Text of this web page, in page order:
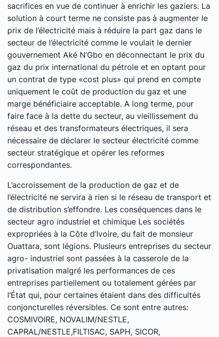
sacrifices en vue de continuer à enrichir les gaziers. La
solution à court terme ne consiste pas à augmenter le
prix de l’électricité mais à réduire la part gaz dans le
secteur de l’électricité comme le voulait le dernier
gouvernement Aké N’Gbo en déconnectant le prix du
gaz du prix international du pétrole et en optant pour
un contrat de type «cost plus» qui prend en compte
uniquement le coût de production du gaz et une
marge bénéficiaire acceptable. A long terme, pour
faire face à la dette du secteur, au vieillissement du
réseau et des transformateurs électriques, il sera
nécessaire de déclarer le secteur électricité comme
secteur stratégique et opérer les reformes
correspondantes.
L’accroissement de la production de gaz et de
l’électricité ne servira à rien si le réseau de transport et
de distribution s’effondre. Les conséquences dans le
secteur agro industriel et chimique Les sociétés
expropriées à la Côte d’Ivoire, du fait de monsieur
Ouattara, sont légions. Plusieurs entreprises du secteur
agro- industriel sont passées à la casserole de la
privatisation malgré les performances de ces
entreprises partiellement ou totalement gérées par
l’État qui, pour certaines étaient dans des difficultés
conjoncturelles réversibles. Ce sont entre autres:
COSMIVOIRE, NOVALIM/NESTLE,
CAPRAL/NESTLE,FILTISAC, SAPH, SICOR,